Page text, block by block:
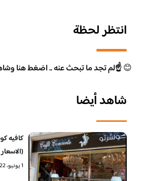
انتظر لحظة
😊☝️لم تجد ما تبحث عنه .. اضغط هنا
شاهد أيضا
كافيه
1 يونيو، 2022